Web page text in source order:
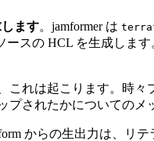
ます。jamformer は
スの HCL を生成しま
れは起こります。時
されたかについてのメ
からの生出力は、リ